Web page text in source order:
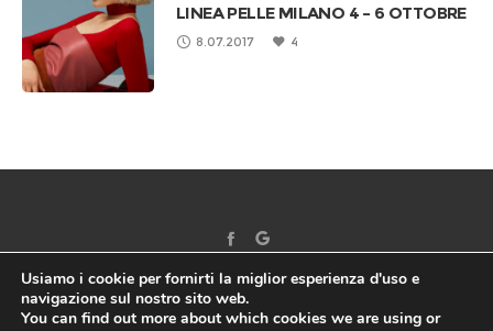
LINEA PELLE MILANO 4 – 6 OTTOBRE
8.07.2017 4
Usiamo i cookie per fornirti la miglior esperienza d'uso e
navigazione sul nostro sito web.
You can find out more about which cookies we are using or